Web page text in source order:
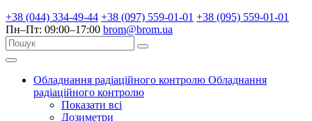
+38 (044) 334-49-44 +38 (097) 559-01-01 +38 (095) 559-01-01
Пн–Пт: 09:00–17:00 brom@brom.ua
Обладнання радіаційного контролю Обладнання
радіаційного контролю
Показати всі
Дозиметри